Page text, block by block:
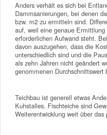
Anders verhält es sich bei
Dammsanierungen, bei denen
bzw. m2 zu ermitteln sind.
auf, weil eine genaue
erforderlichen Aufwand steht.
davon auszugehen, dass die
unterschiedlich sind und die
als zehn Jahren nicht geändert
genommenen Durchschnittswert
Teichbau ist generell etwas
Kuhstalles. Fischteiche sind
Weiterentwicklung weit über